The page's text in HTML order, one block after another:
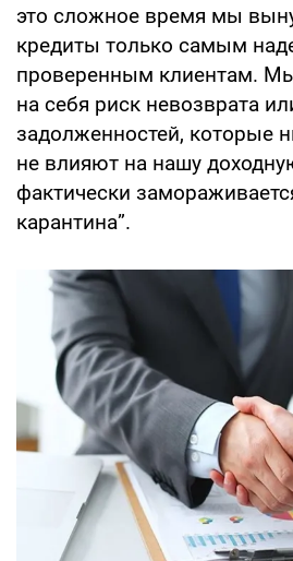
это сложное время мы
кредиты только самым
проверенным клиентам.
на себя риск невозврата
задолженностей, которые
не влияют на нашу
фактически
карантина”.